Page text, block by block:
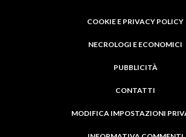
COOKIE E PRIVACY POLICY
NECROLOGI E ECONOMICI
PUBBLICITÀ
CONTATTI
MODIFICA IMPOSTAZIONI